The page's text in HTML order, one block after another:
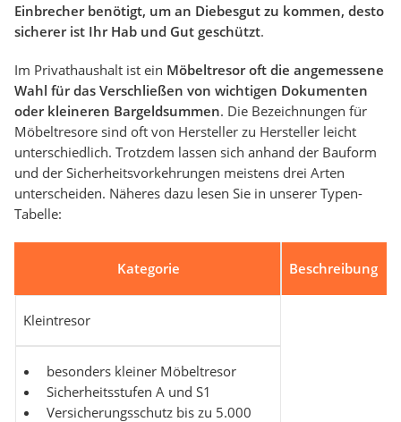
Einbrecher benötigt, um an Diebesgut zu kommen, desto
sicherer ist Ihr Hab und Gut geschützt.
Im Privathaushalt ist ein Möbeltresor oft die angemessene
Wahl für das Verschließen von wichtigen Dokumenten
oder kleineren Bargeldsummen. Die Bezeichnungen für
Möbeltresore sind oft von Hersteller zu Hersteller leicht
unterschiedlich. Trotzdem lassen sich anhand der Bauform
und der Sicherheitsvorkehrungen meistens drei Arten
unterscheiden. Näheres dazu lesen Sie in unserer Typen-
Tabelle:
Kategorie Beschreibung
Kleintresor
besonders kleiner Möbeltresor
Sicherheitsstufen A und S1
Versicherungsschutz bis zu 5.000